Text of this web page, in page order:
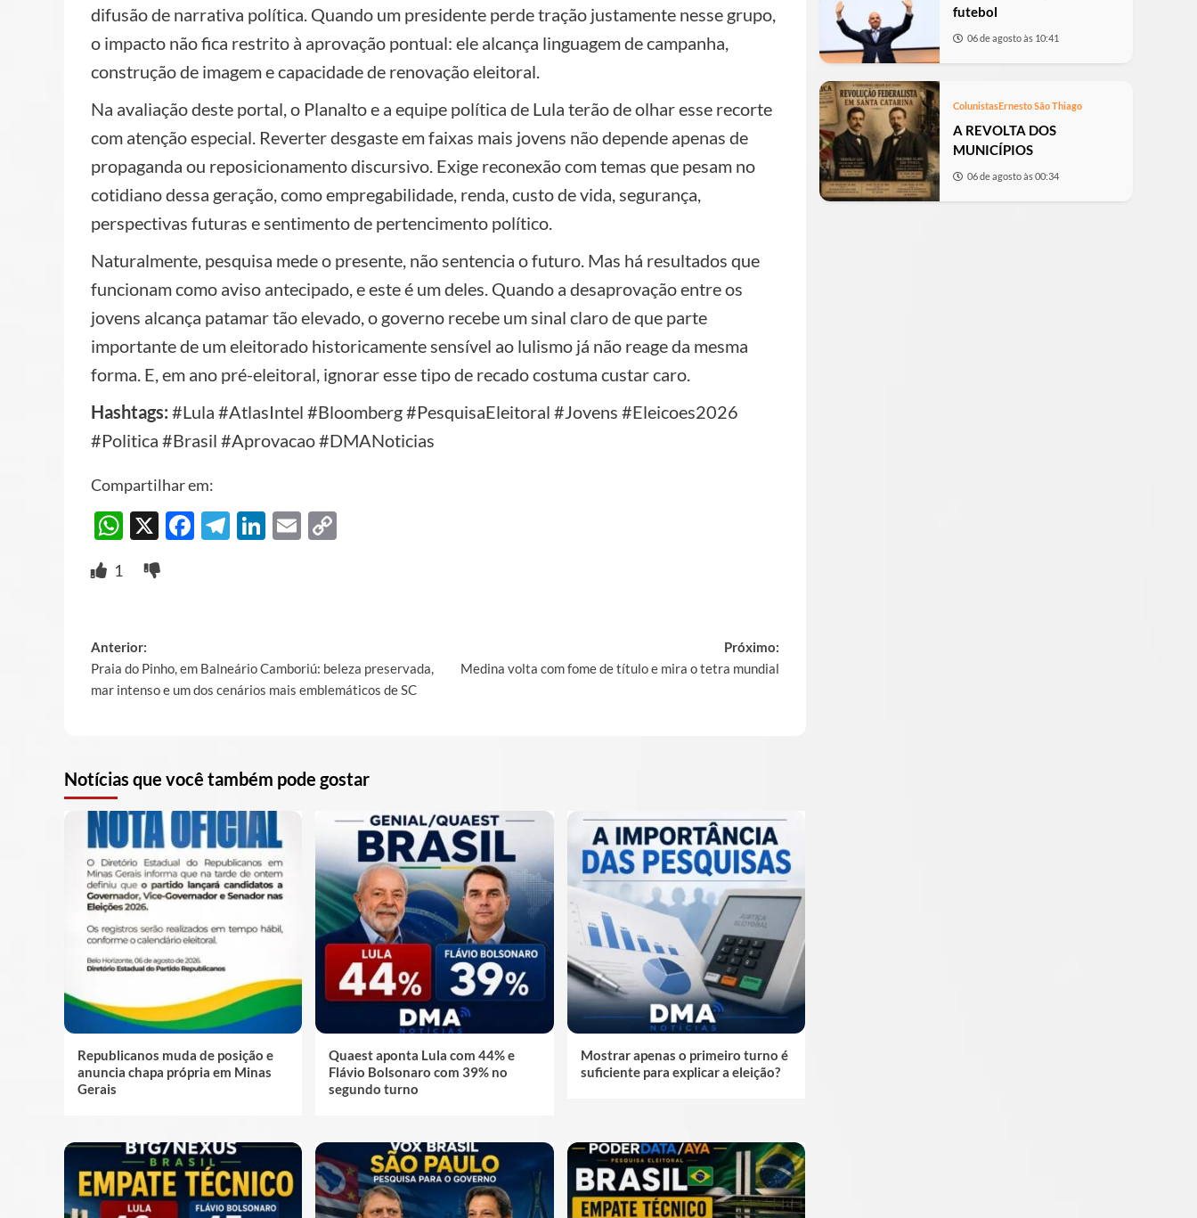
difusão de narrativa política. Quando um presidente perde tração justamente nesse grupo,
o impacto não fica restrito à aprovação pontual: ele alcança linguagem de campanha,
construção de imagem e capacidade de renovação eleitoral.
Na avaliação deste portal, o Planalto e a equipe política de Lula terão de olhar esse recorte
com atenção especial. Reverter desgaste em faixas mais jovens não depende apenas de
propaganda ou reposicionamento discursivo. Exige reconexão com temas que pesam no
cotidiano dessa geração, como empregabilidade, renda, custo de vida, segurança,
perspectivas futuras e sentimento de pertencimento político.
Naturalmente, pesquisa mede o presente, não sentencia o futuro. Mas há resultados que
funcionam como aviso antecipado, e este é um deles. Quando a desaprovação entre os
jovens alcança patamar tão elevado, o governo recebe um sinal claro de que parte
importante de um eleitorado historicamente sensível ao lulismo já não reage da mesma
forma. E, em ano pré-eleitoral, ignorar esse tipo de recado costuma custar caro.
Hashtags: #Lula #AtlasIntel #Bloomberg #PesquisaEleitoral #Jovens #Eleicoes2026
#Politica #Brasil #Aprovacao #DMANoticias
Compartilhar em:
WhatsApp
X Facebook
Telegram
LinkedIn
Email
1
Post
navigation
Anterior:
Praia do Pinho, em Balneário Camboriú: beleza preservada,
mar intenso e um dos cenários mais emblemáticos de SC
Próximo:
Medina volta com fome de título e mira o tetra mundial
Notícias que você também pode gostar
Republicanos muda de posição e
anuncia chapa própria em Minas
Gerais
Quaest aponta Lula com 44% e
Flávio Bolsonaro com 39% no
segundo turno
Mostrar apenas o primeiro turno é
suficiente para explicar a eleição?
futebol
06 de agosto às 10:41
ColunistasErnesto São Thiago
A REVOLTA DOS
MUNICÍPIOS
06 de agosto às 00:34